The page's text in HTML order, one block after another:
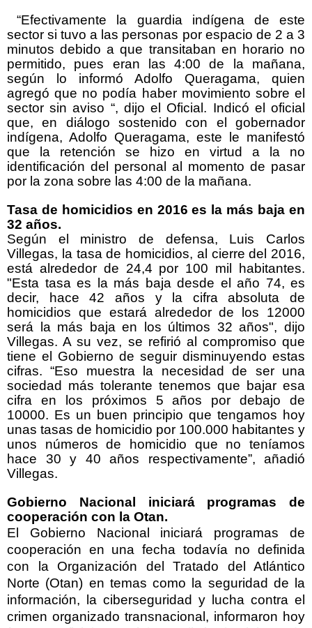
“Efectivamente la guardia indígena de este
sector si tuvo a las personas por espacio de 2 a 3
minutos debido a que transitaban en horario no
permitido, pues eran las 4:00 de la mañana,
según lo informó Adolfo Queragama, quien
agregó que no podía haber movimiento sobre el
sector sin aviso “, dijo el Oficial. Indicó el oficial
que, en diálogo sostenido con el gobernador
indígena, Adolfo Queragama, este le manifestó
que la retención se hizo en virtud a la no
identificación del personal al momento de pasar
por la zona sobre las 4:00 de la mañana.
Tasa de homicidios en 2016 es la más baja en
32 años.
Según el ministro de defensa, Luis Carlos
Villegas, la tasa de homicidios, al cierre del 2016,
está alrededor de 24,4 por 100 mil habitantes.
"Esta tasa es la más baja desde el año 74, es
decir, hace 42 años y la cifra absoluta de
homicidios que estará alrededor de los 12000
será la más baja en los últimos 32 años", dijo
Villegas. A su vez, se refirió al compromiso que
tiene el Gobierno de seguir disminuyendo estas
cifras. “Eso muestra la necesidad de ser una
sociedad más tolerante tenemos que bajar esa
cifra en los próximos 5 años por debajo de
10000. Es un buen principio que tengamos hoy
unas tasas de homicidio por 100.000 habitantes y
unos números de homicidio que no teníamos
hace 30 y 40 años respectivamente”, añadió
Villegas.
Gobierno Nacional iniciará programas de
cooperación con la Otan.
El Gobierno Nacional iniciará programas de
cooperación en una fecha todavía no definida
con la Organización del Tratado del Atlántico
Norte (Otan) en temas como la seguridad de la
información, la ciberseguridad y lucha contra el
crimen organizado transnacional, informaron hoy